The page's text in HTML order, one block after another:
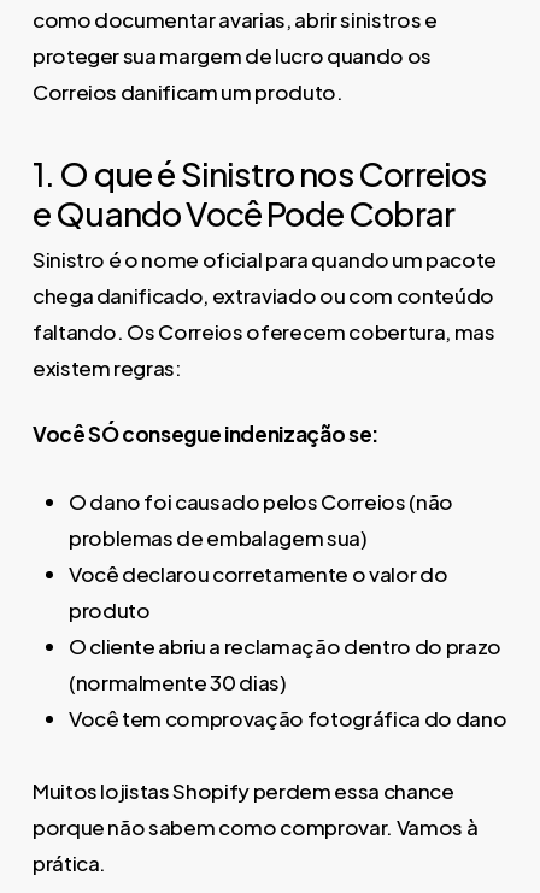
como documentar avarias, abrir sinistros e
proteger sua margem de lucro quando os
Correios danificam um produto.
1. O que é Sinistro nos Correios
e Quando Você Pode Cobrar
Sinistro é o nome oficial para quando um pacote
chega danificado, extraviado ou com conteúdo
faltando. Os Correios oferecem cobertura, mas
existem regras:
Você SÓ consegue indenização se:
O dano foi causado pelos Correios (não
problemas de embalagem sua)
Você declarou corretamente o valor do
produto
O cliente abriu a reclamação dentro do prazo
(normalmente 30 dias)
Você tem comprovação fotográfica do dano
Muitos lojistas Shopify perdem essa chance
porque não sabem como comprovar. Vamos à
prática.